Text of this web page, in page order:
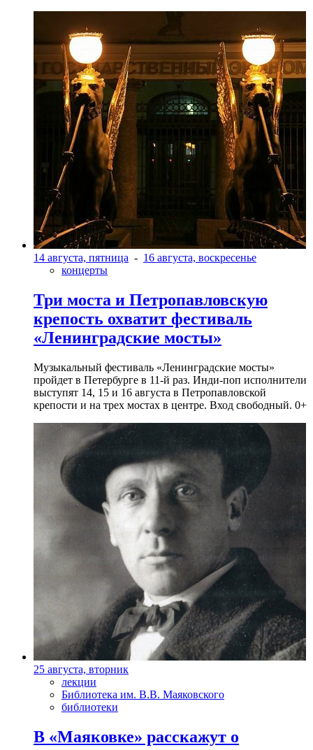
14 августа, пятница - 16 августа, воскресенье
концерты
Три моста и Петропавловскую
крепость охватит фестиваль
«Ленинградские мосты»
Музыкальный фестиваль «Ленинградские мосты»
пройдет в Петербурге в 11-й раз. Инди-поп исполнители
выступят 14, 15 и 16 августа в Петропавловской
крепости и на трех мостах в центре. Вход свободный. 0+
25 августа, вторник
лекции
Библиотека им. В.В. Маяковского
библиотеки
В «Маяковке» расскажут о